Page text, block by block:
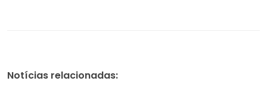
Notícias relacionadas: